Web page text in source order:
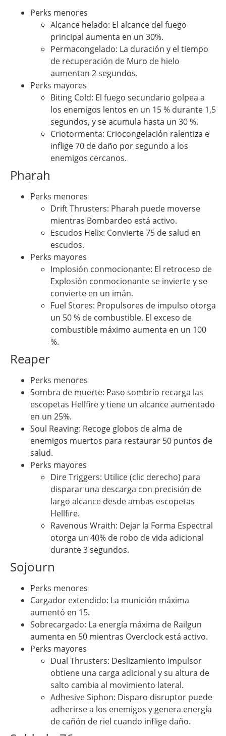
Perks menores
Alcance helado: El alcance del fuego
principal aumenta en un 30%.
Permacongelado: La duración y el tiempo
de recuperación de Muro de hielo
aumentan 2 segundos.
Perks mayores
Biting Cold: El fuego secundario golpea a
los enemigos lentos en un 15 % durante 1,5
segundos, y se acumula hasta un 30 %.
Criotormenta: Criocongelación ralentiza e
inflige 70 de daño por segundo a los
enemigos cercanos.
Pharah
Perks menores
Drift Thrusters: Pharah puede moverse
mientras Bombardeo está activo.
Escudos Helix: Convierte 75 de salud en
escudos.
Perks mayores
Implosión conmocionante: El retroceso de
Explosión conmocionante se invierte y se
convierte en un imán.
Fuel Stores: Propulsores de impulso otorga
un 50 % de combustible. El exceso de
combustible máximo aumenta en un 100
%.
Reaper
Perks menores
Sombra de muerte: Paso sombrío recarga las
escopetas Hellfire y tiene un alcance aumentado
en un 25%.
Soul Reaving: Recoge globos de alma de
enemigos muertos para restaurar 50 puntos de
salud.
Perks mayores
Dire Triggers: Utilice (clic derecho) para
disparar una descarga con precisión de
largo alcance desde ambas escopetas
Hellfire.
Ravenous Wraith: Dejar la Forma Espectral
otorga un 40% de robo de vida adicional
durante 3 segundos.
Sojourn
Perks menores
Cargador extendido: La munición máxima
aumentó en 15.
Sobrecargado: La energía máxima de Railgun
aumenta en 50 mientras Overclock está activo.
Perks mayores
Dual Thrusters: Deslizamiento impulsor
obtiene una carga adicional y su altura de
salto cambia al movimiento lateral.
Adhesive Siphon: Disparo disruptor puede
adherirse a los enemigos y genera energía
de cañón de riel cuando inflige daño.